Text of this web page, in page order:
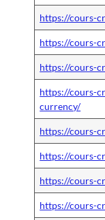
https://cours-
https://cours-
https://cours-
https://cours-
currency/
https://cours-
https://cours-
https://cours-
https://cours-